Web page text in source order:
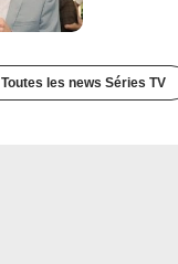
Toutes les news Séries TV